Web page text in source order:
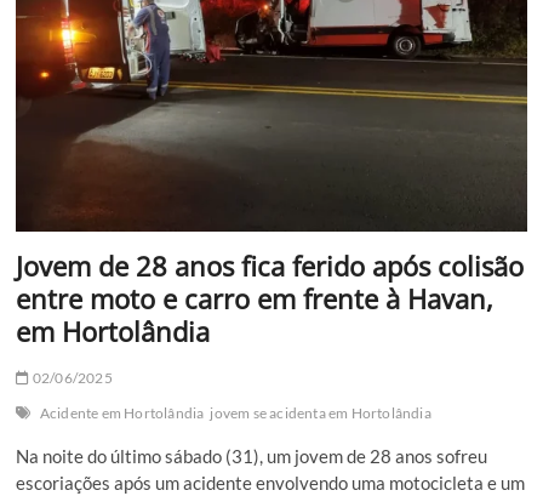
Jovem de 28 anos fica ferido após colisão
entre moto e carro em frente à Havan,
em Hortolândia
02/06/2025
Acidente em Hortolândia jovem se acidenta em Hortolândia
Na noite do último sábado (31), um jovem de 28 anos sofreu
escoriações após um acidente envolvendo uma motocicleta e um